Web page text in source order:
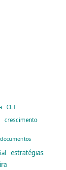
CLT
crescimento
documentos
estratégias